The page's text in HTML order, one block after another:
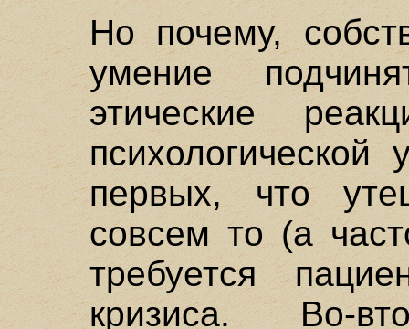
Но почему,
умение
этические
психологической
первых, что
совсем то (а
требуется
кризиса. Во-